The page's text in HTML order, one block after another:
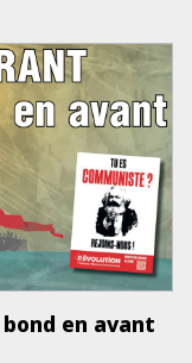
bond en avant